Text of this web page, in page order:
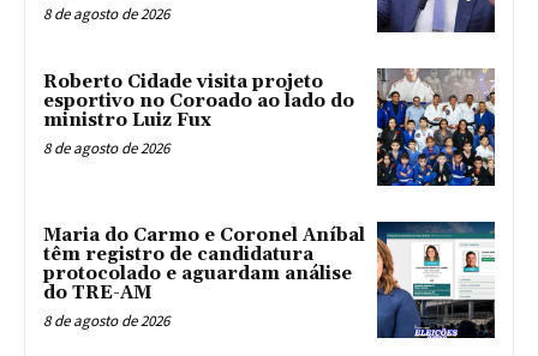
8 de agosto de 2026
Roberto Cidade visita projeto
esportivo no Coroado ao lado do
ministro Luiz Fux
8 de agosto de 2026
Maria do Carmo e Coronel Aníbal
têm registro de candidatura
protocolado e aguardam análise
do TRE-AM
8 de agosto de 2026